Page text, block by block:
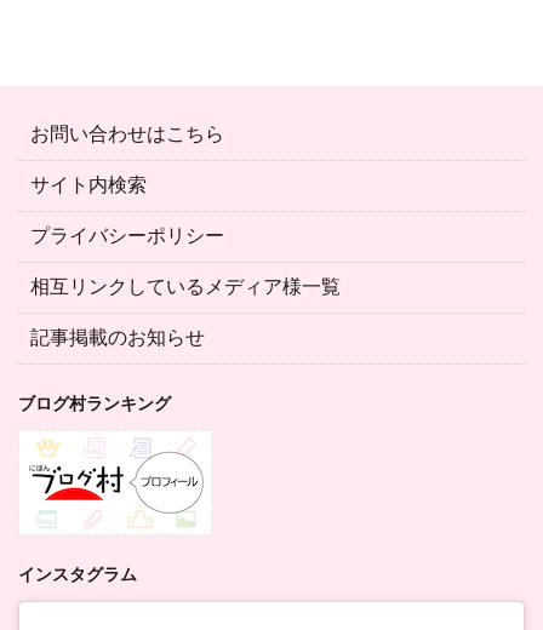
お問い合わせはこちら
サイト内検索
プライバシーポリシー
相互リンクしているメディア様一覧
記事掲載のお知らせ
ブログ村ランキング
インスタグラム